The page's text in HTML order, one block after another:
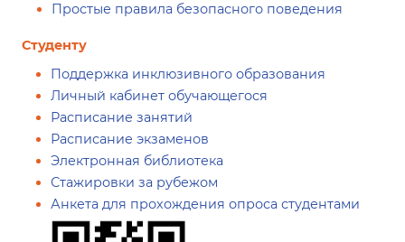
Простые правила безопасного поведения
Студенту
Поддержка инклюзивного образования
Личный кабинет обучающегося
Расписание занятий
Расписание экзаменов
Электронная библиотека
Стажировки за рубежом
Анкета для прохождения опроса студентами